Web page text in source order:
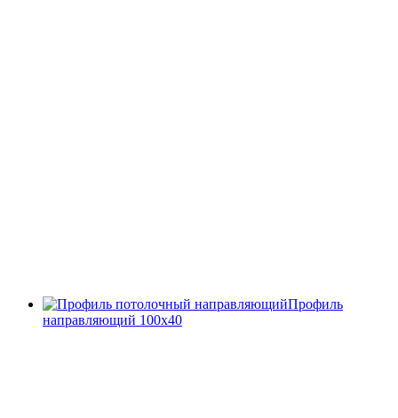
Профиль
направляющий 100х40